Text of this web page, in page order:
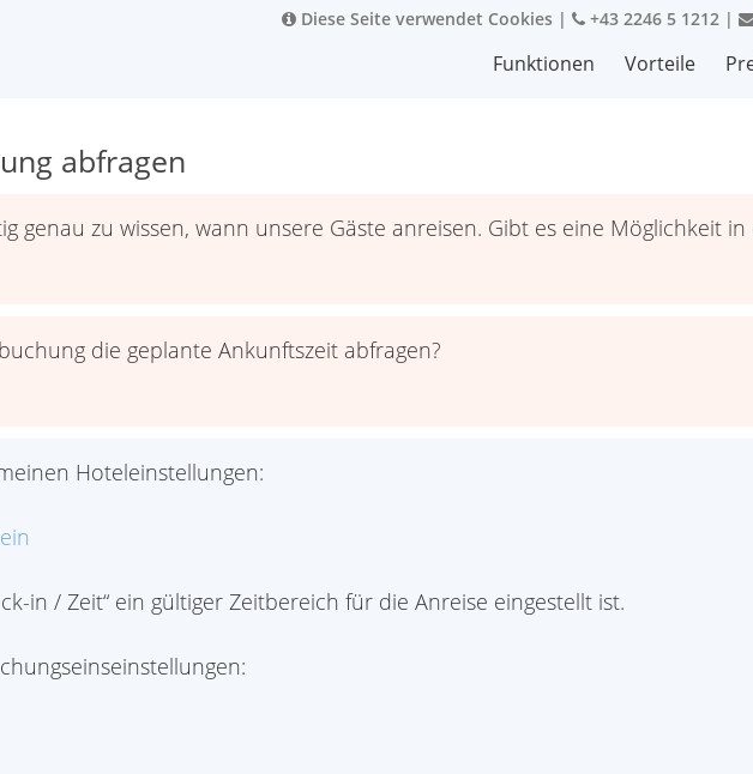
Diese Seite verwendet Cookies | +43 2246 5 1212 |
Funktionen Vorteile
abfragen
genau zu wissen, wann unsere Gäste anreisen. Gibt es eine Möglichkeit
die geplante Ankunftszeit abfragen?
Hoteleinstellungen:
in / Zeit“ ein gültiger Zeitbereich für die Anreise eingestellt ist.